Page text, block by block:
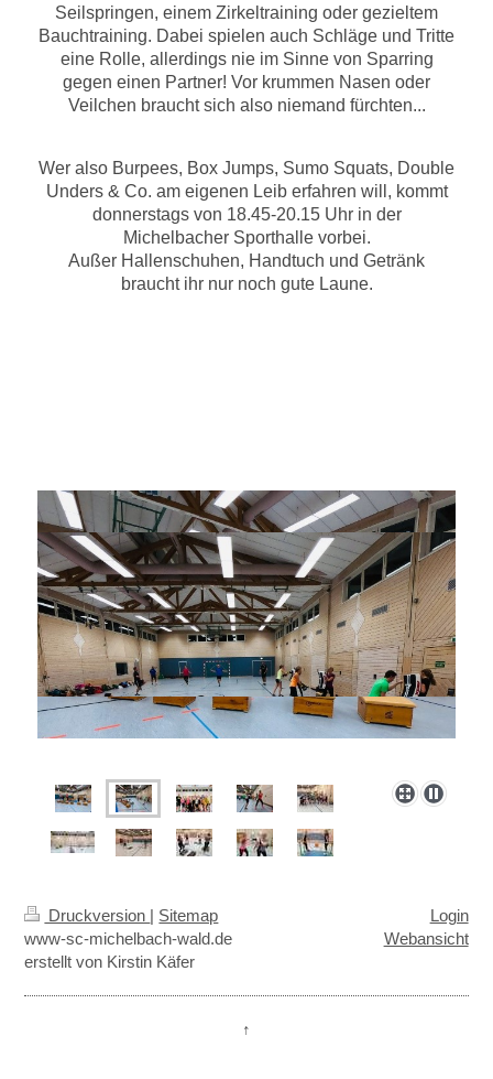
Seilspringen, einem Zirkeltraining oder gezieltem
Bauchtraining. Dabei spielen auch Schläge und Tritte
eine Rolle, allerdings nie im Sinne von Sparring
gegen einen Partner! Vor krummen Nasen oder
Veilchen braucht sich also niemand fürchten...
Wer also Burpees, Box Jumps, Sumo Squats, Double
Unders & Co. am eigenen Leib erfahren will, kommt
donnerstags von 18.45-20.15 Uhr in der
Michelbacher Sporthalle vorbei.
Außer Hallenschuhen, Handtuch und Getränk
braucht ihr nur noch gute Laune.
Druckversion | Sitemap
www-sc-michelbach-wald.de
erstellt von Kirstin Käfer
Login
Webansicht
↑